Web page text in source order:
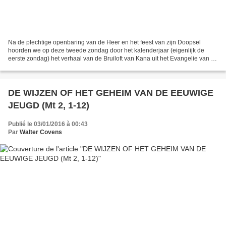
Na de plechtige openbaring van de Heer en het feest van zijn Doopsel
hoorden we op deze tweede zondag door het kalenderjaar (eigenlijk de
eerste zondag) het verhaal van de Bruiloft van Kana uit het Evangelie van de
DE WIJZEN OF HET GEHEIM VAN DE EEUWIGE
JEUGD (Mt 2, 1-12)
Publié le 03/01/2016 à 00:43
Par Walter Covens